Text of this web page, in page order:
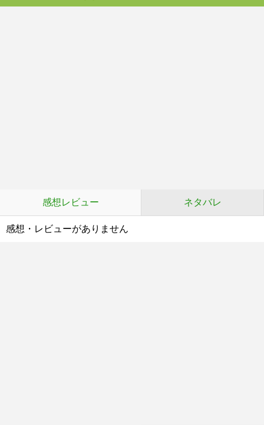
感想レビュー ネタバレ
感想・レビューがありません